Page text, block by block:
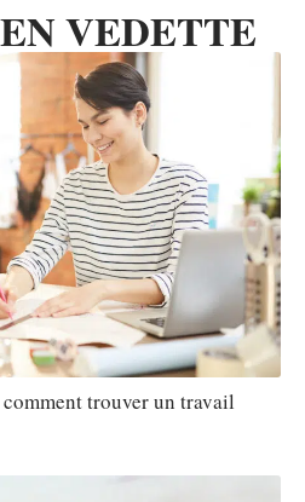
VEDETTE
trouver un travail